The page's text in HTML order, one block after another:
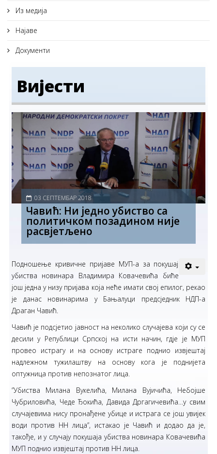
Из медија
Најаве
Документи
Вијести
03 СЕПТЕМБАР 2018
Чавић: Ни једно убиство са
политичком позадином није
расвјетљено
Подношење кривичне пријаве МУП-а за покушај
убиства новинара Владимира Ковачевића биће
још једна у низу пријава која неће имати свој епилог, рекао
је данас новинарима у Бањалуци предсједник НДП-а
Драган Чавић.
Чавић је подсјетио јавност на неколико случајева који су се
десили у Републици Српској на исти начин, гдје је МУП
провео истрагу и на основу истраге поднио извјештај
надлежном тужилаштву на основу кога је поднијета
оптужница против непознатог лица.
”Убиства Милана Вукелића, Милана Вујичића, Небојше
Чубриловића, Чеде Ђокића, Давида Дргагичевића…у свим
случајевима нису пронађене убице и истрага се још увијек
води против НН лица”, истакао је Чавић и додао да је,
такође, и у случају покушаја убиства новинара Ковачевића
МУП поднио извјештај против НН лица.